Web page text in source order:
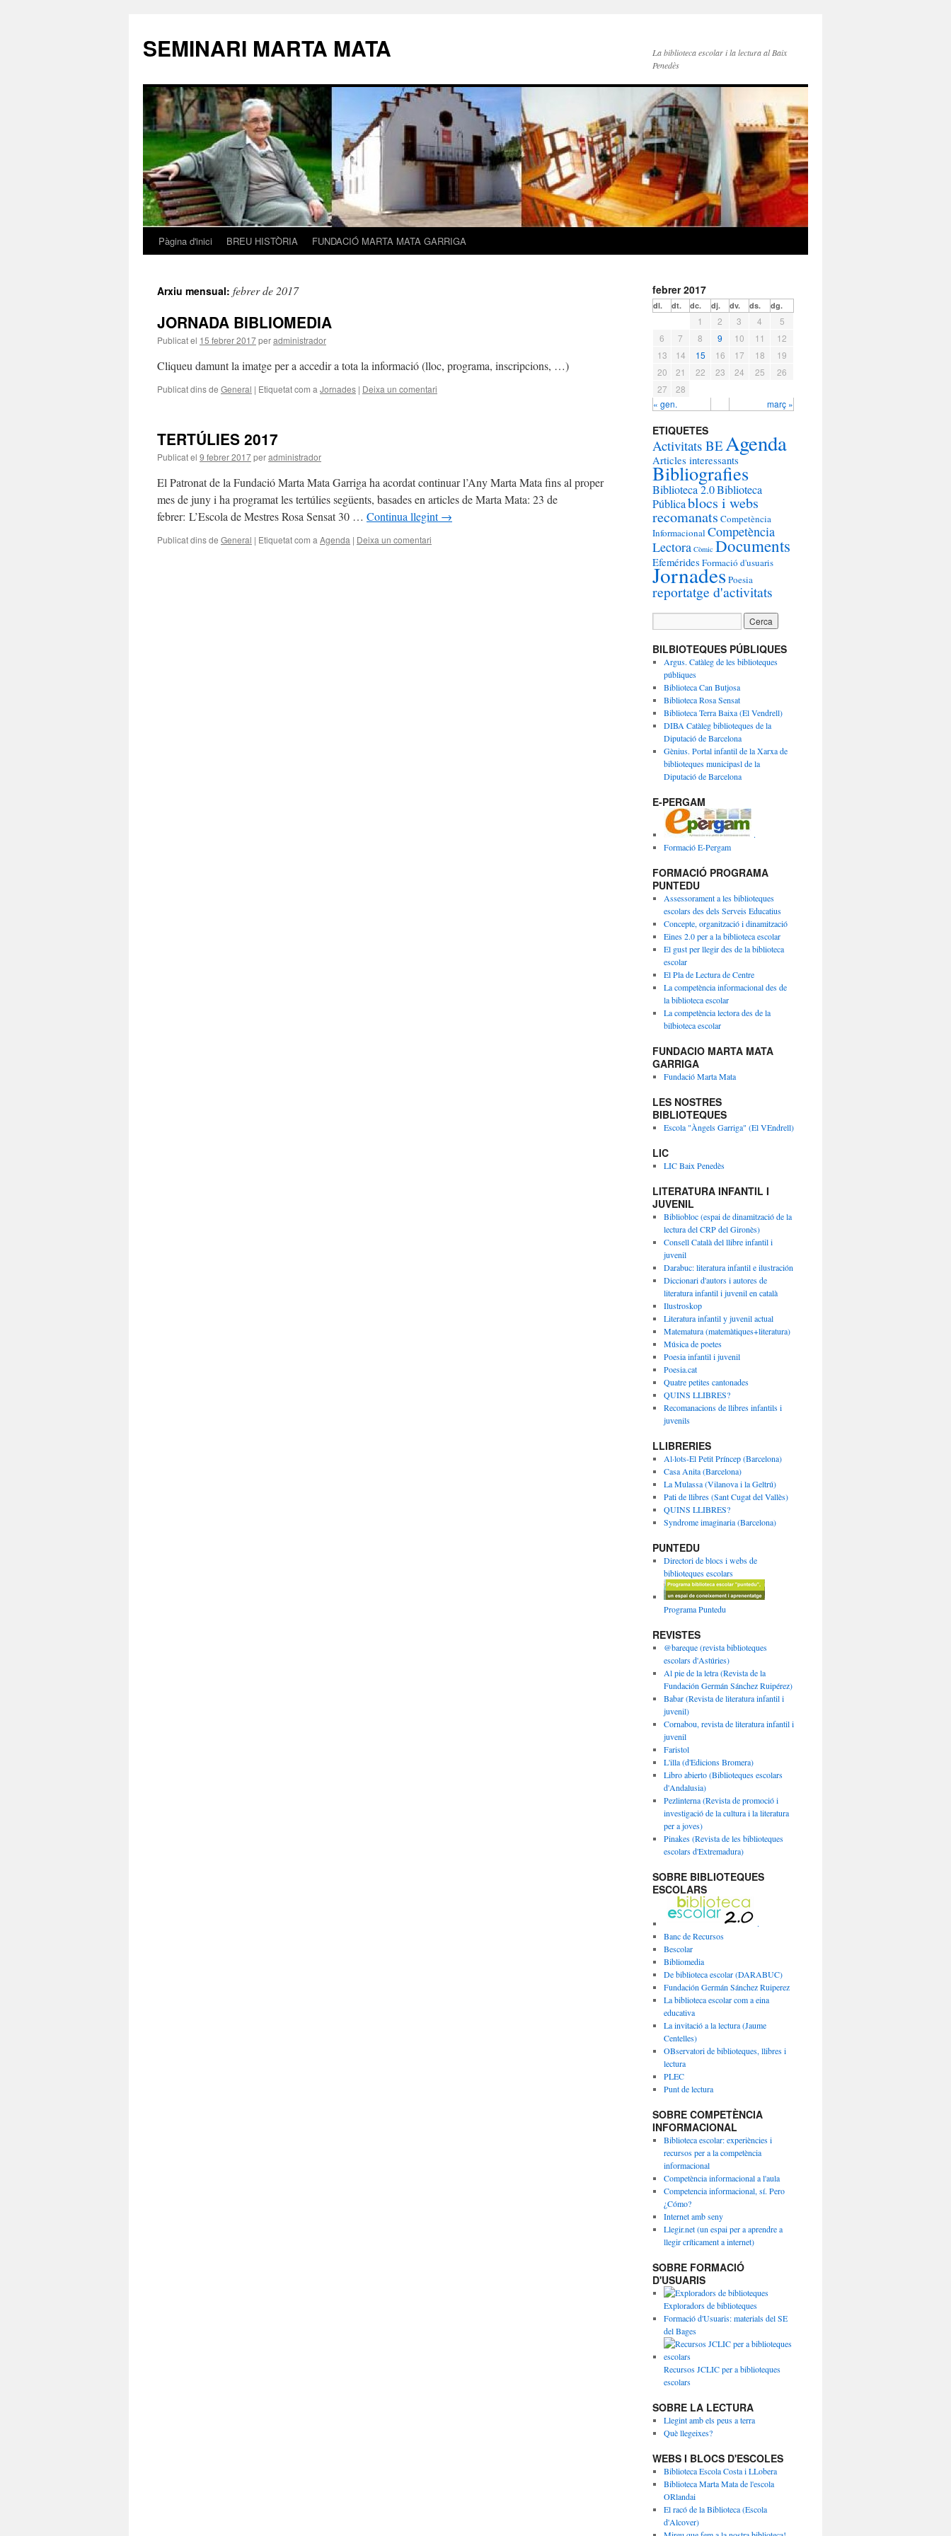
SEMINARI MARTA MATA
La biblioteca escolar i la lectura al Baix
Penedès
Vés
contingut
Pàgina d'inici BREU HISTÒRIA FUNDACIÓ MARTA MATA GARRIGA
Arxiu mensual: febrer de 2017
JORNADA BIBLIOMEDIA
Publicat el 15 febrer 2017peradministrador
Cliqueu damunt la imatge per a accedir a tota la informació (lloc, programa, inscripcions, …)
Publicat dins de General | Etiquetat com a Jornades | Deixa un comentari
TERTÚLIES 2017
Publicat el 9 febrer 2017peradministrador
El Patronat de la Fundació Marta Mata Garriga ha acordat continuar l’Any Marta Mata fins al proper
mes de juny i ha programat les tertúlies següents, basades en articles de Marta Mata: 23 de
febrer: L’Escola de Mestres Rosa Sensat 30 … Continua llegint→
Publicat dins de General | Etiquetat com a Agenda | Deixa un comentari
febrer 2017
dl. dt. dc. dj. dv. ds. dg.
« gen. març »
1 2 3 4
5
6
7 8 9 10 11
12
13
14 15 16 17 18
19
20
21 22 23 24 25
26
27
28
ETIQUETES
Activitats BEAgenda
Articles interessants
Bibliografies
Biblioteca 2.0Biblioteca
Públicablocs i webs
recomanats Competència
Informacional Competència
Lectora Còmic Documents
Efemérides Formació d'usuaris
JornadesPoesia
reportatge d'activitats
BILBIOTEQUES PÚBLIQUES
Argus. Catàleg de les biblioteques
públiques
Biblioteca Can Butjosa
Biblioteca Rosa Sensat
Biblioteca Terra Baixa (El Vendrell)
DIBA Catàleg biblioteques de la
Diputació de Barcelona
Gènius. Portal infantil de la Xarxa de
biblioteques municipasl de la
Diputació de Barcelona
E-PERGAM
.
Formació E-Pergam
FORMACIÓ PROGRAMA
PUNTEDU
Assessorament a les biblioteques
escolars des dels Serveis Educatius
Concepte, organització i dinamització
Eines 2.0 per a la biblioteca escolar
El gust per llegir des de la biblioteca
escolar
El Pla de Lectura de Centre
La competència informacional des de
la biblioteca escolar
La competència lectora des de la
bilbioteca escolar
FUNDACIO MARTA MATA
GARRIGA
Fundació Marta Mata
LES NOSTRES
BIBLIOTEQUES
Escola "Àngels Garriga" (El VEndrell)
LIC
LIC Baix Penedès
LITERATURA INFANTIL I
JUVENIL
Bibliobloc (espai de dinamització de la
lectura del CRP del Gironès)
Consell Català del llibre infantil i
juvenil
Darabuc: literatura infantil e ilustración
Diccionari d'autors i autores de
literatura infantil i juvenil en català
Ilustroskop
Literatura infantil y juvenil actual
Matematura (matemàtiques+literatura)
Música de poetes
Poesia infantil i juvenil
Poesia.cat
Quatre petites cantonades
QUINS LLIBRES?
Recomanacions de llibres infantils i
juvenils
LLIBRERIES
Al·lots-El Petit Príncep (Barcelona)
Casa Anita (Barcelona)
La Mulassa (Vilanova i la Geltrú)
Pati de llibres (Sant Cugat del Vallès)
QUINS LLIBRES?
Syndrome imaginaria (Barcelona)
PUNTEDU
Directori de blocs i webs de
biblioteques escolars
Programa Puntedu
REVISTES
@bareque (revista biblioteques
escolars d'Astúries)
Al pie de la letra (Revista de la
Fundación Germán Sánchez Ruipérez)
Babar (Revista de literatura infantil i
juvenil)
Cornabou, revista de literatura infantil i
juvenil
Faristol
L'illa (d'Edicions Bromera)
Libro abierto (Biblioteques escolars
d'Andalusia)
Pezlinterna (Revista de promoció i
investigació de la cultura i la literatura
per a joves)
Pinakes (Revista de les biblioteques
escolars d'Extremadura)
SOBRE BIBLIOTEQUES
ESCOLARS
.
Banc de Recursos
Bescolar
Bibliomedia
De biblioteca escolar (DARABUC)
Fundación Germán Sánchez Ruiperez
La biblioteca escolar com a eina
educativa
La invitació a la lectura (Jaume
Centelles)
OBservatori de biblioteques, llibres i
lectura
PLEC
Punt de lectura
SOBRE COMPETÈNCIA
INFORMACIONAL
Biblioteca escolar: experiències i
recursos per a la competència
informacional
Competència informacional a l'aula
Competencia informacional, sí. Pero
¿Cómo?
Internet amb seny
Llegir.net (un espai per a aprendre a
llegir críticament a internet)
SOBRE FORMACIÓ
D'USUARIS
Exploradors de biblioteques
Formació d'Usuaris: materials del SE
del Bages
Recursos JCLIC per a biblioteques
escolars
SOBRE LA LECTURA
Llegint amb els peus a terra
Què llegeixes?
WEBS I BLOCS D'ESCOLES
Biblioteca Escola Costa i LLobera
Biblioteca Marta Mata de l'escola
ORlandai
El racó de la Biblioteca (Escola
d'Alcover)